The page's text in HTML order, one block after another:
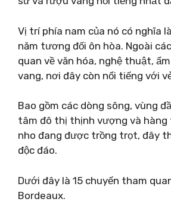
Vị trí phía nam của nó có nghĩa
năm tương đối ôn hòa. Ngoài
quan về văn hóa, nghệ thuật,
vang, nơi đây còn nổi tiếng với
Bao gồm các dòng sông, vùng
tâm đô thị thịnh vượng và hàng
nho đang được trồng trọt, đây
độc đáo.
Dưới đây là 15 chuyến tham
Bordeaux.